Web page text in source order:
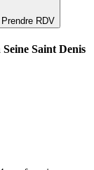
Prendre RDV
Saint Denis